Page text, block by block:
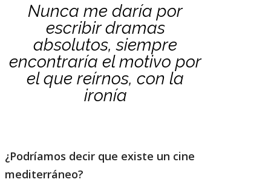
Nunca me daría por
escribir dramas
absolutos, siempre
encontraría el motivo por
el que reírnos, con la
ironía
¿Podríamos decir que existe un cine
mediterráneo?